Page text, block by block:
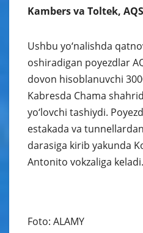
Kambers va Toltek,
Ushbu yo‘nalishda
oshiradigan poyezdlar
dovon hisoblanuvchi
Kabresda Chama
yo‘lovchi tashiydi.
estakada va
darasiga kirib yakunda
Antonito vokzaliga keladi.
Foto: ALAMY